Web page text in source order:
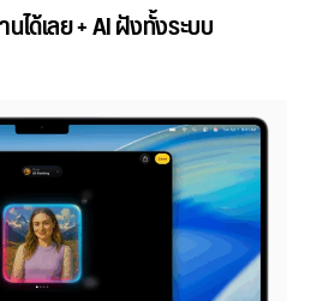
ได้เลย + AI ฝังทั้งระบบ